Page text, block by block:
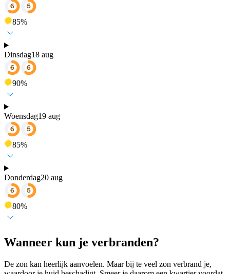
85%
Dinsdag18 aug
90%
Woensdag19 aug
85%
Donderdag20 aug
80%
Wanneer kun je verbranden?
De zon kan heerlijk aanvoelen. Maar bij te veel zon verbrand je,